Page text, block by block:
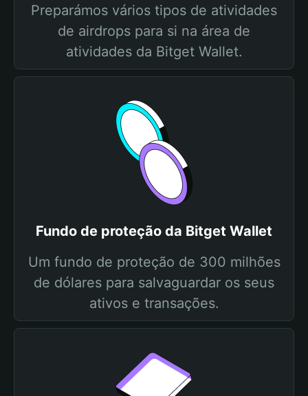
Preparámos vários tipos de atividades
de airdrops para si na área de
atividades da Bitget Wallet.
Fundo de proteção da Bitget Wallet
Um fundo de proteção de 300 milhões
de dólares para salvaguardar os seus
ativos e transações.